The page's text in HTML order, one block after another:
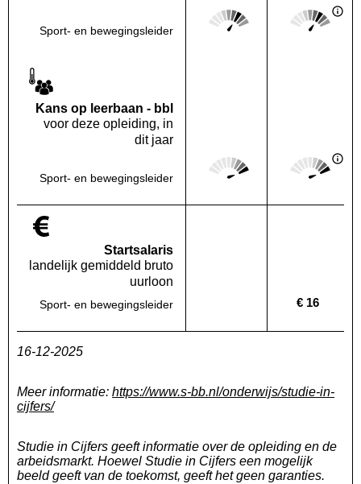
Sport- en bewegingsleider Deze regio:
Score: 4 van 5
Landelijk
Score: 4 van
Kans op leerbaan - bbl
voor deze opleiding, in
dit jaar
Sport- en bewegingsleider Deze regio:
Score: 5 van 5
Landelijk
Score: 5 van
Startsalaris
landelijk gemiddeld bruto
uurloon
Sport- en bewegingsleider Geen waarde bekendLandelijk
€ 16
16-12-2025
Meer informatie: https://www.s-bb.nl/onderwijs/studie-in-
cijfers/
Studie in Cijfers geeft informatie over de opleiding en de
arbeidsmarkt. Hoewel Studie in Cijfers een mogelijk
beeld geeft van de toekomst, geeft het geen garanties.